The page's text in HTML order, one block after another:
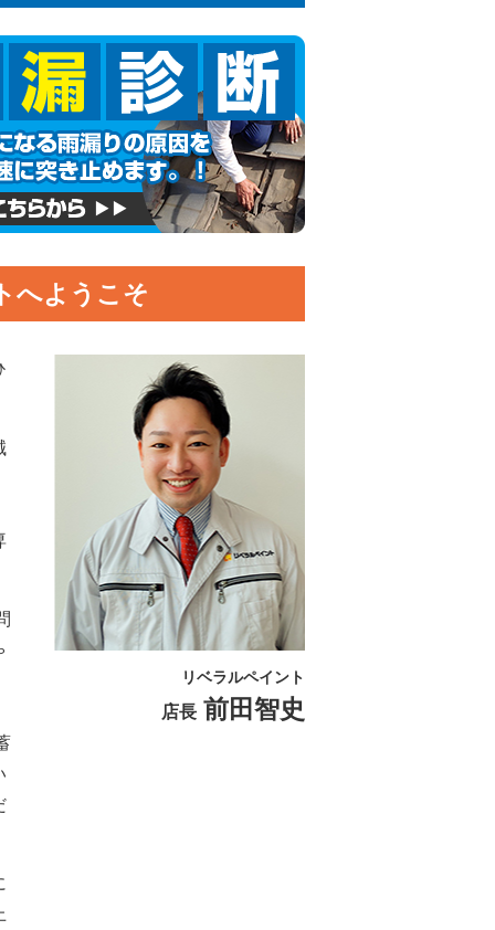
へようこそ
リベラルペイント
店長 前田智史